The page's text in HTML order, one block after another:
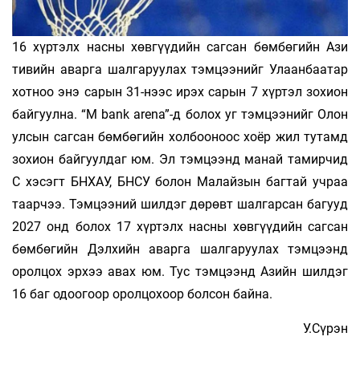
16 хүртэлх насны хөвгүүдийн сагсан бөмбөгийн Ази
тивийн аварга шалгаруулах тэмцээнийг Улаанбаатар
хотноо энэ сарын 31-нээс ирэх сарын 7 хүртэл зохион
байгуулна. “M bank arena”-д болох уг тэмцээнийг Олон
улсын сагсан бөмбөгийн холбооноос хоёр жил тутамд
зохион байгуулдаг юм. Эл тэмцээнд манай тамирчид
С хэсэгт БНХАУ, БНСУ болон Малайзын багтай учраа
таарчээ. Тэмцээний шилдэг дөрөвт шалгарсан багууд
2027 онд болох 17 хүртэлх насны хөвгүүдийн сагсан
бөмбөгийн Дэлхийн аварга шалгаруулах тэмцээнд
оролцох эрхээ авах юм. Тус тэмцээнд Азийн шилдэг
16 баг одоогоор оролцохоор болсон байна.
У.Сүрэн